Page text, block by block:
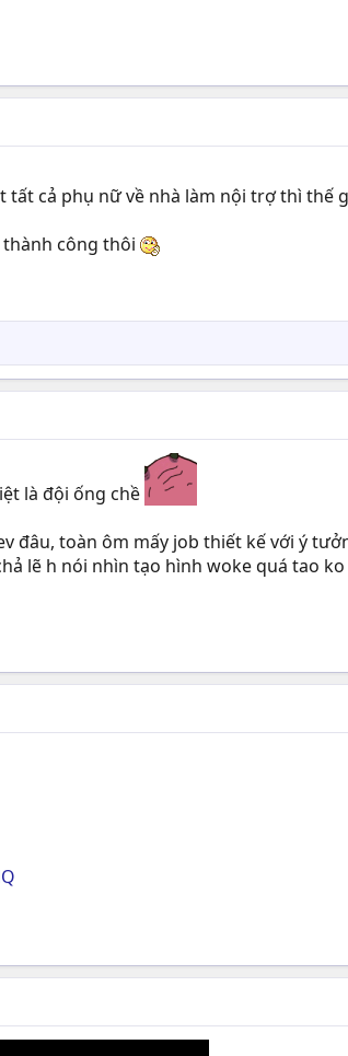
tất cả phụ nữ về nhà làm nội trợ thì thế
thành công thôi
là đội ống chề
đâu, toàn ôm mấy job thiết kế với ý
lẽ h nói nhìn tạo hình woke quá tao